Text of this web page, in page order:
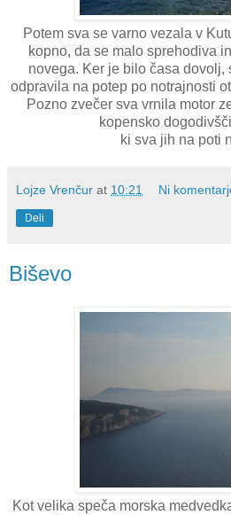
Potem sva se varno vezala v
kopno, da se malo sprehodiva
novega. Ker je bilo časa dovolj,
odpravila na potep po notrajnosti
Pozno zvečer sva vrnila motor
kopensko
ki sva jih na poti
Lojze Vrenčur at 10:21 Ni
Deli
Biševo
Kot velika speča morska